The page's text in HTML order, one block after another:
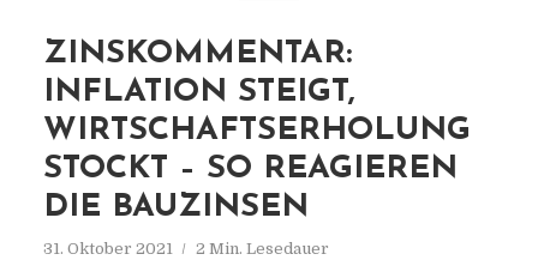
ZINSKOMMENTAR:
INFLATION STEIGT,
WIRTSCHAFTSERHOLUNG
STOCKT – SO REAGIEREN
DIE BAUZINSEN
31. Oktober 2021 2 Min. Lesedauer